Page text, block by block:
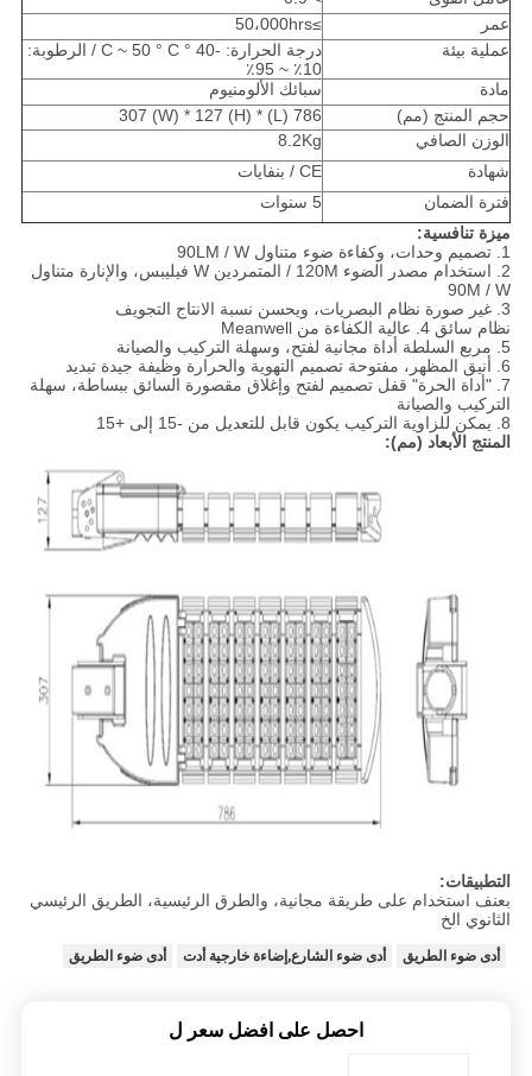
عمر
≥50،000hrs
عملية بيئة
درجة الحرارة: -40 ° C ~ 50 ° C / الرطوبة:
10٪ ~ 95٪
مادة
سبائك الألومنيوم
حجم المنتج (مم)
786 (L) * 307 (W) * 127 (H)
الوزن الصافي
8.2Kg
شهادة
CE / بنفايات
فترة الضمان
5 سنوات
ميزة تنافسية:
1. تصميم وحدات، وكفاءة ضوء متناول 90LM / W
2. استخدام مصدر الضوء 120M / المتمردين W فيليبس، والإنارة متناول
90M / W
3. غير صورة نظام البصريات، ويحسن نسبة الانتاج التجويف
نظام سائق 4. عالية الكفاءة من Meanwell
5. مربع السلطة أداة مجانية لفتح، وسهلة التركيب والصيانة
6. أنيق المظهر، مفتوحة تصميم التهوية والحرارة وظيفة جيدة تبديد
7. "أداة الحرة" قفل تصميم لفتح وإغلاق مقصورة السائق ببساطة، سهلة
التركيب والصيانة
8. يمكن للزاوية التركيب يكون قابل للتعديل من -15 إلى +15
المنتج الأبعاد (مم):
التطبيقات:
بعنف استخدام على طريقة مجانية، والطرق الرئيسية، الطريق الرئيسي
الثانوي الخ
أدى ضوء الطريق أدى ضوء الشارع,إضاءة خارجية أدت أدى ضوء الطريق
احصل على افضل سعر ل